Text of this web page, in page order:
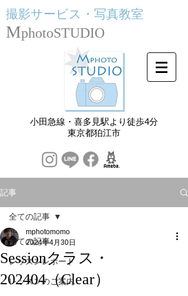
撮影サービス・ 写真教室
MphotoSTUDIO
小田急線・喜多見駅より徒歩4分
​東京都狛江市
記事
全ての記事
レッスンレポート
レッスンのご案内
全ての記事
Sessionクラス・
202404（Clear）
mphotomomo
2024年4月30日